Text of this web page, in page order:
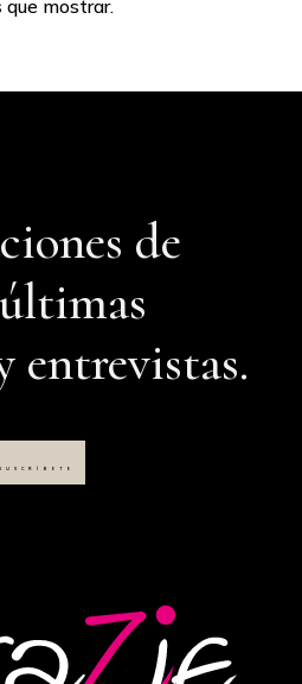
mostrar.
de
entrevistas.
SUSCRÍBETE